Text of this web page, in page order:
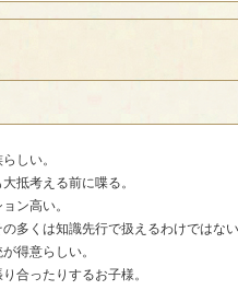
しい。
抵考える前に喋る。
ン高い。
多くは知識先行で扱えるわけではない
得意らしい。
合ったりするお子様。